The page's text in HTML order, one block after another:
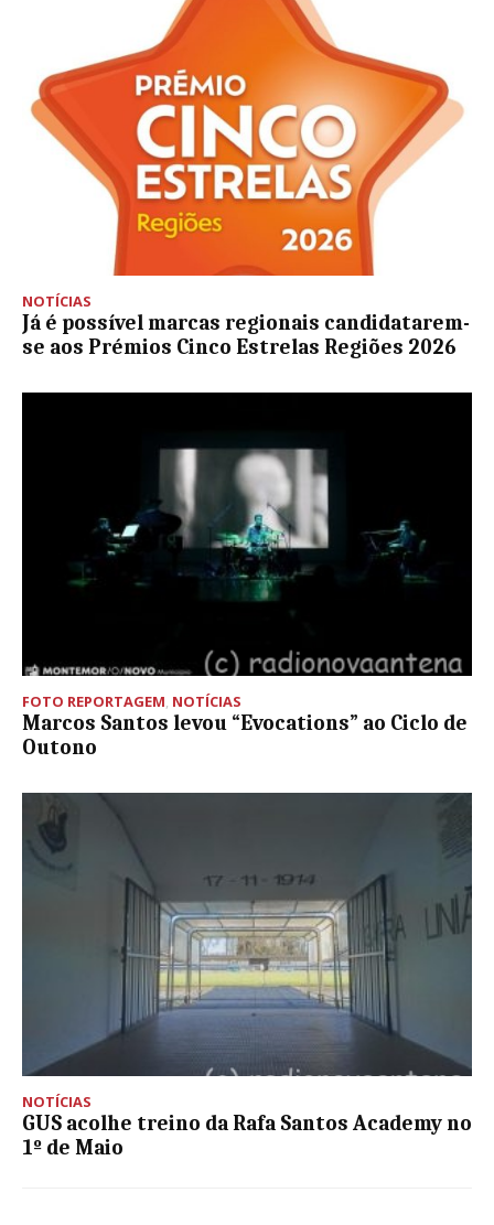
NOTÍCIAS
Já é possível marcas regionais candidatarem-
se aos Prémios Cinco Estrelas Regiões 2026
FOTO REPORTAGEM, NOTÍCIAS
Marcos Santos levou “Evocations” ao Ciclo de
Outono
NOTÍCIAS
GUS acolhe treino da Rafa Santos Academy no
1º de Maio